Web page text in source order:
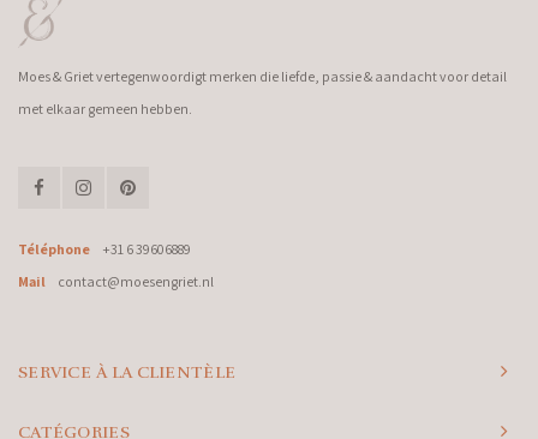
Moes & Griet vertegenwoordigt merken die liefde, passie & aandacht voor detail
met elkaar gemeen hebben.
Téléphone
+31 6 39606889
Mail
contact@moesengriet.nl
SERVICE À LA CLIENTÈLE
CATÉGORIES